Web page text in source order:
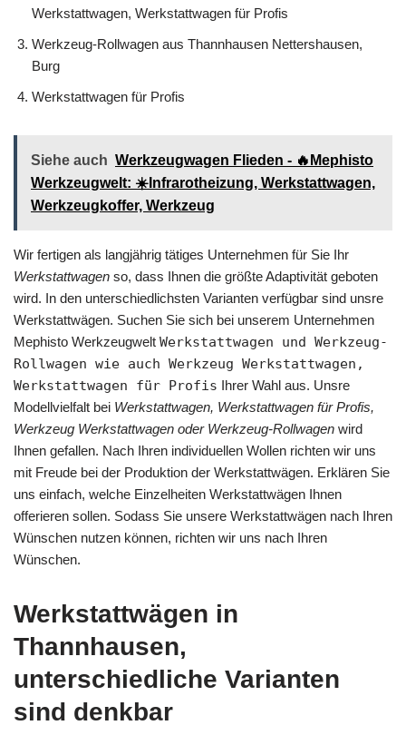
Werkstattwagen, Werkstattwagen für Profis
Werkzeug-Rollwagen aus Thannhausen Nettershausen,
Burg
Werkstattwagen für Profis
Siehe auch Werkzeugwagen Flieden - 🔥Mephisto
Werkzeugwelt: ☀️Infrarotheizung, Werkstattwagen,
Werkzeugkoffer, Werkzeug
Wir fertigen als langjährig tätiges Unternehmen für Sie Ihr
Werkstattwagen so, dass Ihnen die größte Adaptivität geboten
wird. In den unterschiedlichsten Varianten verfügbar sind unsre
Werkstattwägen. Suchen Sie sich bei unserem Unternehmen
Mephisto Werkzeugwelt Werkstattwagen und Werkzeug-
Rollwagen wie auch Werkzeug Werkstattwagen,
Werkstattwagen für Profis Ihrer Wahl aus. Unsre
Modellvielfalt bei Werkstattwagen, Werkstattwagen für Profis,
Werkzeug Werkstattwagen oder Werkzeug-Rollwagen wird
Ihnen gefallen. Nach Ihren individuellen Wollen richten wir uns
mit Freude bei der Produktion der Werkstattwägen. Erklären Sie
uns einfach, welche Einzelheiten Werkstattwägen Ihnen
offerieren sollen. Sodass Sie unsere Werkstattwägen nach Ihren
Wünschen nutzen können, richten wir uns nach Ihren
Wünschen.
Werkstattwägen in
Thannhausen,
unterschiedliche Varianten
sind denkbar